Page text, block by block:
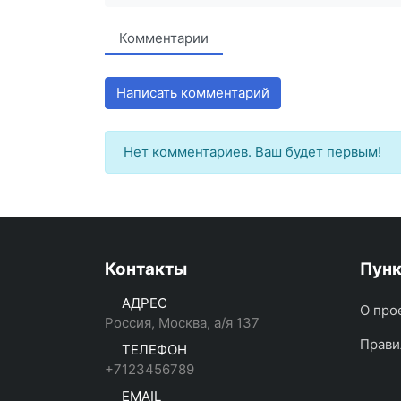
Комментарии
Написать комментарий
Нет комментариев. Ваш будет первым!
Контакты
АДРЕС
Россия, Москва, а/я 137
ТЕЛЕФОН
+7123456789
EMAIL
О